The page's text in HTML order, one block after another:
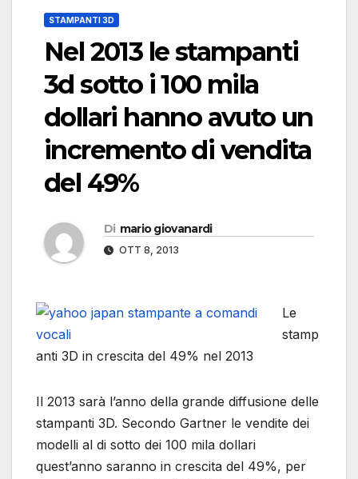
STAMPANTI 3D
Nel 2013 le stampanti
3d sotto i 100 mila
dollari hanno avuto un
incremento di vendita
del 49%
Di mario giovanardi
OTT 8, 2013
Le
stamp
anti 3D in crescita del 49% nel 2013
Il 2013 sarà l’anno della grande diffusione delle
stampanti 3D. Secondo Gartner le vendite dei
modelli al di sotto dei 100 mila dollari
quest’anno saranno in crescita del 49%, per